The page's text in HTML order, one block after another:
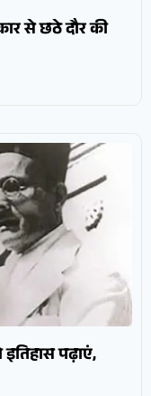
से छठे दौर की
पढ़ाएं,